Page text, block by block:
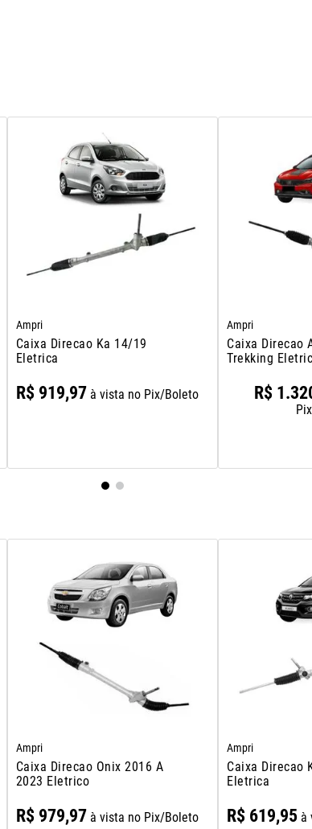
Ampri
Caixa Direcao Ka 14/19
Eletrica
R$ 919,97 à vista no Pix/Boleto
Ampri
Caixa Direcao
Trekking
R$ 1 .
Ampri
Caixa Direcao Onix 2016 A
2023 Eletrico
R$ 979,97 à vista no Pix/Boleto
Ampri
Caixa Direcao
Eletrica
R$ 619,95 à